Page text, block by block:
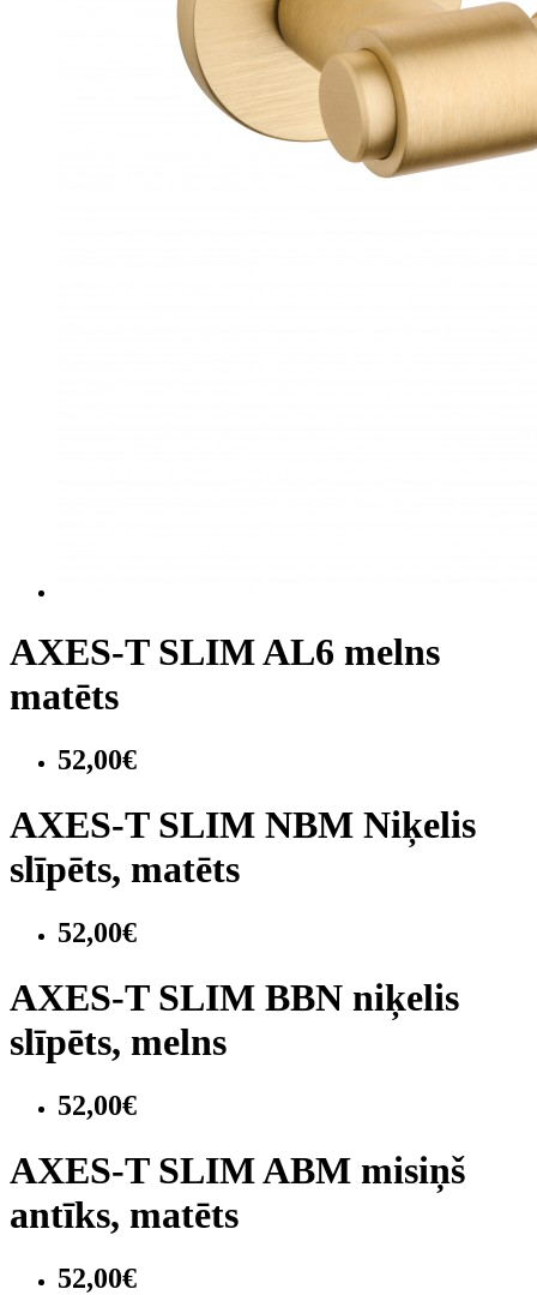
AXES-T SLIM AL6 melns
matēts
52,00€
AXES-T SLIM NBM Niķelis
slīpēts, matēts
52,00€
AXES-T SLIM BBN niķelis
slīpēts, melns
52,00€
AXES-T SLIM ABM misiņš
antīks, matēts
52,00€